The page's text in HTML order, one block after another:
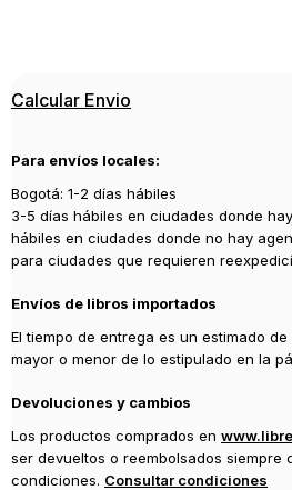
PLANETA COMIC
2014
Traductor
Daruma
Calcular Envio
Para envíos locales:
Bogotá: 1-2 días hábiles
3-5 días hábiles en ciudades donde
hábiles en ciudades donde no hay
para ciudades que requieren
Envíos de libros importados
El tiempo de entrega es un estimado
mayor o menor de lo estipulado en la
Devoluciones y cambios
Los productos comprados en
ser devueltos o reembolsados siempre
condiciones. Consultar condiciones